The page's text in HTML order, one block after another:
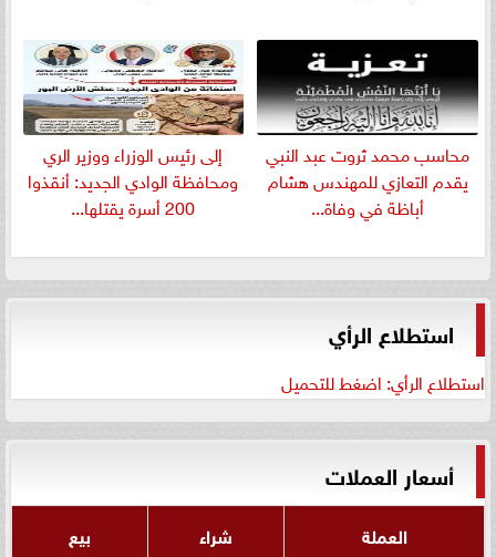
​محاسب محمد ثروت عبد النبي
يقدم التعازي للمهندس هشام
أباظة في وفاة...
إلى رئيس الوزراء ووزير الري
ومحافظة الوادي الجديد: أنقذوا
200 أسرة يقتلها...
استطلاع الرأي
استطلاع الرأي: اضغط للتحميل
أسعار العملات
العملة شراء بيع